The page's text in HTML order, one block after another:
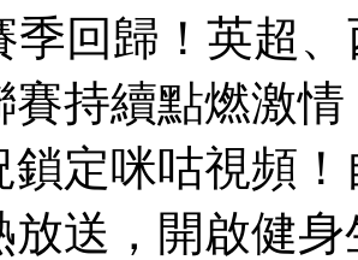
季回歸！英超
賽持續點燃激
鎖定咪咕視頻
放送，開啟健